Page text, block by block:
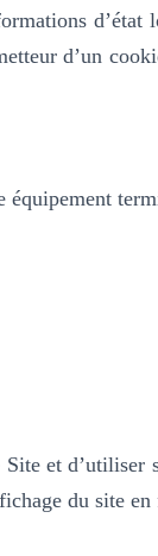
d’état
d’un
équipement
et d’utiliser
du site